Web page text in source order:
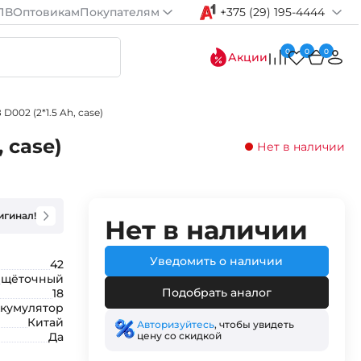
ОптовикамПокупателям +375 (29) 195-4444
Акции 0 0 0
(2*1.5 Ah, case)
case)
Нет в наличии
42
щёточный
18
Китай
Да
Нет в наличии
Уведомить о наличии
Подобрать аналог
Авторизуйтесь, чтобы увидеть
цену со скидкой